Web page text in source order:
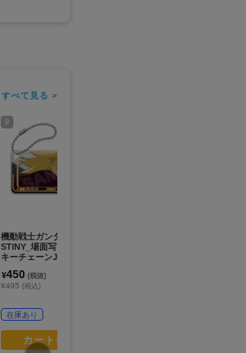
すべて見る >
9
機動戦士ガンダムSEED DE
STINY_場面写 ドミテリア
キーチェーンJr. カガリ・ユ
¥450 (税抜)
¥495 (税込)
在庫あり
カートに追加